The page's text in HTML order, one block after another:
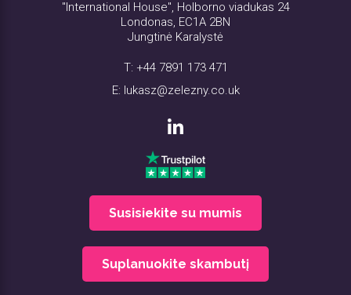
"International House", Holborno viadukas 24
Londonas, EC1A 2BN
Jungtinė Karalystė
T: +44 7891 173 471
E: lukasz@zelezny.co.uk
Susisiekite su mumis
Suplanuokite skambutį